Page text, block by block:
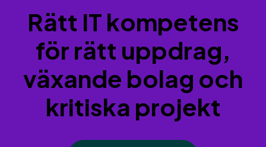
Rätt IT kompetens
för rätt uppdrag,
växande bolag och
kritiska projekt